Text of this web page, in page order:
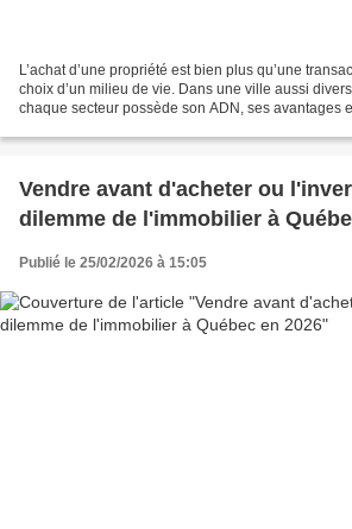
L’achat d’une propriété est bien plus qu’une
choix d’un milieu de vie. Dans une ville aussi
chaque secteur possède son ADN, ses avantages
Vendre avant d'acheter ou
dilemme de l'immobilier à
Publié le 25/02/2026 à 15:05